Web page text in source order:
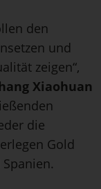
den
und
zeigen“,
Xiaohuan
die
Gold